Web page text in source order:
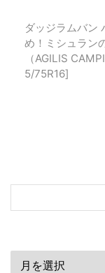
ダッジラムバン
め！ミシュラン
（AGILIS
5/75R16]